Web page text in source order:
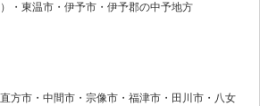
・東温市・伊予市・伊予郡の中予地方
方市・中間市・宗像市・福津市・田川市・八女